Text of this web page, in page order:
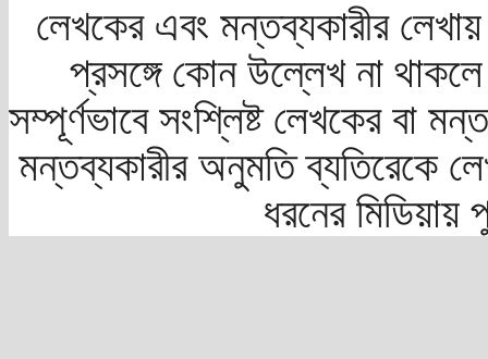
লেখকের এবং মন্তব্যকারীর
প্রসঙ্গে কোন উল্লেখ না
সম্পূর্ণভাবে সংশ্লিষ্ট লেখকের বা
মন্তব্যকারীর অনুমতি ব্যতিরেকে
ধরনের মিডিয়ায়